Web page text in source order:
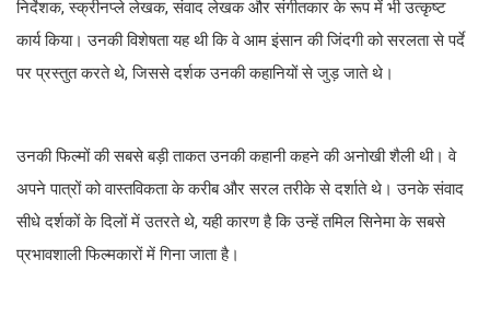
निर्देशक, स्क्रीनप्ले लेखक, संवाद लेखक और संगीतकार के रूप में भी उत्कृष्ट
कार्य किया। उनकी विशेषता यह थी कि वे आम इंसान की जिंदगी को सरलता से पर्दे
पर प्रस्तुत करते थे, जिससे दर्शक उनकी कहानियों से जुड़ जाते थे।
उनकी फिल्मों की सबसे बड़ी ताकत उनकी कहानी कहने की अनोखी शैली थी। वे
अपने पात्रों को वास्तविकता के करीब और सरल तरीके से दर्शाते थे। उनके संवाद
सीधे दर्शकों के दिलों में उतरते थे, यही कारण है कि उन्हें तमिल सिनेमा के सबसे
प्रभावशाली फिल्मकारों में गिना जाता है।